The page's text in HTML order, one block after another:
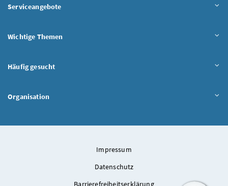
Serviceangebote
Wichtige Themen
Häufig gesucht
Organisation
Impressum
Datenschutz
Barrierefreiheitserklärung